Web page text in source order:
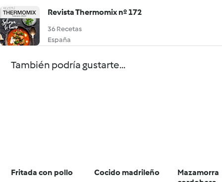
Revista Thermomix nº 172
36 Recetas
España
También podría gustarte...
Fritada con pollo Cocido madrileño
Mazamorra